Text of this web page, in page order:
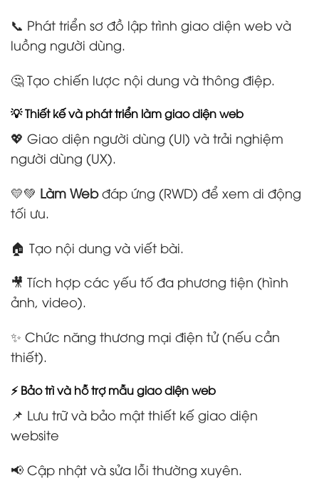
📞 Phát triển sơ đồ lập trình giao diện web và
luồng người dùng.
🤔 Tạo chiến lược nội dung và thông điệp.
💡 Thiết kế và phát triển làm giao diện web
💖 Giao diện người dùng (UI) và trải nghiệm
người dùng (UX).
💛💚 Làm Webđáp ứng (RWD) để xem di động
tối ưu.
🏠 Tạo nội dung và viết bài.
🎥 Tích hợp các yếu tố đa phương tiện (hình
ảnh, video).
✨ Chức năng thương mại điện tử (nếu cần
thiết).
⚡ Bảo trì và hỗ trợ mẫu giao diện web
📌 Lưu trữ và bảo mật thiết kế giao diện
website
📢 Cập nhật và sửa lỗi thường xuyên.